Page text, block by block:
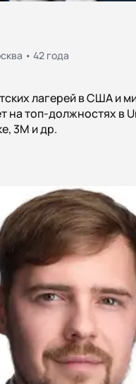
• 42 года
лагерей в США и
на топ-должностях в
3M и др.